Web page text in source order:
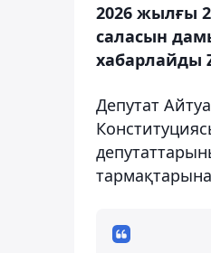
2026 жылғы
саласын
хабарлайды
Депутат